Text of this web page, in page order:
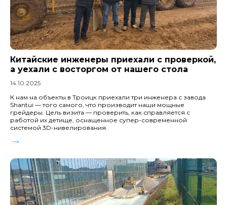
Китайские инженеры приехали с проверкой,
а уехали с восторгом от нашего стола
14.10.2025
К нам на объекты в Троицк приехали три инженера с завода
Shantui — того самого, что производит наши мощные
грейдеры. Цель визита — проверить, как справляется с
работой их детище, оснащенное супер-современной
системой 3D-нивелирования.
→